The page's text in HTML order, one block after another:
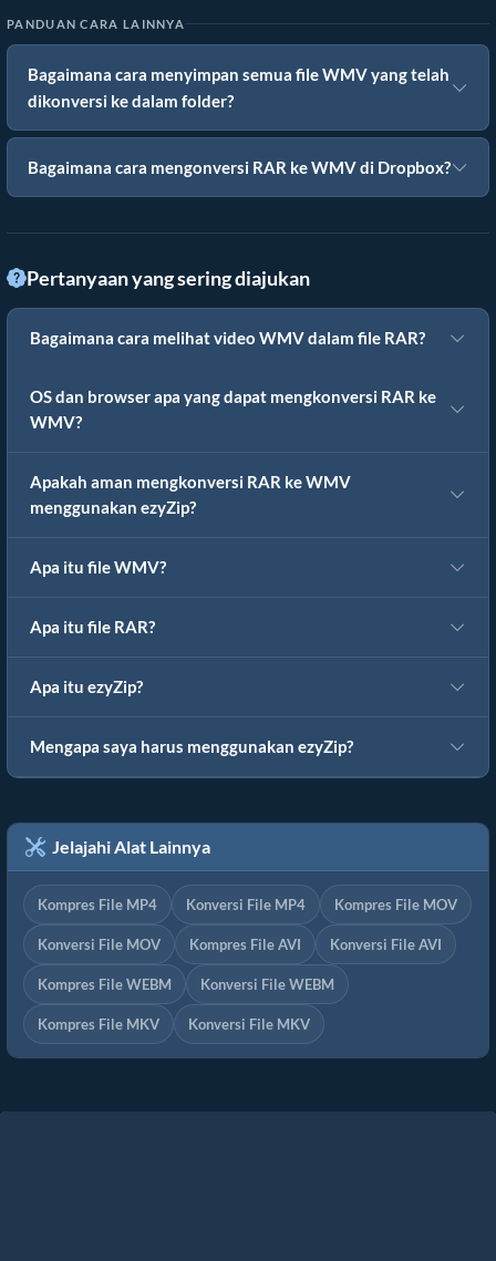
PANDUAN CARA LAINNYA
Bagaimana cara menyimpan semua file WMV yang telah
dikonversi ke dalam folder?
Bagaimana cara mengonversi RAR ke WMV di Dropbox?
Pertanyaan yang sering diajukan
Bagaimana cara melihat video WMV dalam file RAR?
OS dan browser apa yang dapat mengkonversi RAR ke
WMV?
Apakah aman mengkonversi RAR ke WMV
menggunakan ezyZip?
Apa itu file WMV?
Apa itu file RAR?
Apa itu ezyZip?
Mengapa saya harus menggunakan ezyZip?
Jelajahi Alat Lainnya
Kompres File MP4 Konversi File MP4 Kompres File MOV
Konversi File MOV Kompres File AVI Konversi File AVI
Kompres File WEBM Konversi File WEBM
Kompres File MKV Konversi File MKV